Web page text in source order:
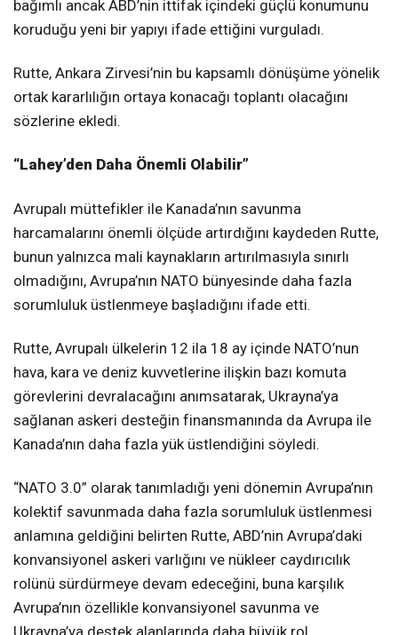
bağımlı ancak ABD’nin ittifak içindeki güçlü konumunu
koruduğu yeni bir yapıyı ifade ettiğini vurguladı.
Rutte, Ankara Zirvesi’nin bu kapsamlı dönüşüme yönelik
ortak kararlılığın ortaya konacağı toplantı olacağını
sözlerine ekledi.
​​​​​​​“Lahey’den Daha Önemli Olabilir”
Avrupalı müttefikler ile Kanada’nın savunma
harcamalarını önemli ölçüde artırdığını kaydeden Rutte,
bunun yalnızca mali kaynakların artırılmasıyla sınırlı
olmadığını, Avrupa’nın NATO bünyesinde daha fazla
sorumluluk üstlenmeye başladığını ifade etti.
Rutte, Avrupalı ülkelerin 12 ila 18 ay içinde NATO’nun
hava, kara ve deniz kuvvetlerine ilişkin bazı komuta
görevlerini devralacağını anımsatarak, Ukrayna’ya
sağlanan askeri desteğin finansmanında da Avrupa ile
Kanada’nın daha fazla yük üstlendiğini söyledi.
“NATO 3.0” olarak tanımladığı yeni dönemin Avrupa’nın
kolektif savunmada daha fazla sorumluluk üstlenmesi
anlamına geldiğini belirten Rutte, ABD’nin Avrupa’daki
konvansiyonel askeri varlığını ve nükleer caydırıcılık
rolünü sürdürmeye devam edeceğini, buna karşılık
Avrupa’nın özellikle konvansiyonel savunma ve